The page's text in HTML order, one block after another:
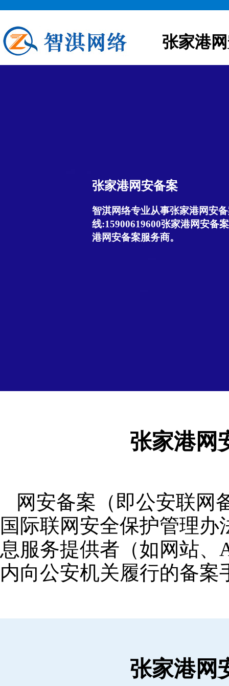
张家港
张家港网安备案
智淇网络专业从事张家港网安
线:15900619600张家港网安备
港网安备案服务商。
张家港网
网安备案（即公安联网
国际联网安全保护管理
息服务提供者（如网站、
内向公安机关履行的备案
张家港网